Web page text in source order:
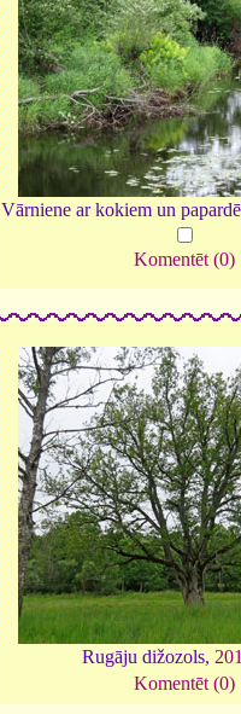
Vārniene ar kokiem un
Komentēt (0)
Rugāju dižozols,
Komentēt (0)